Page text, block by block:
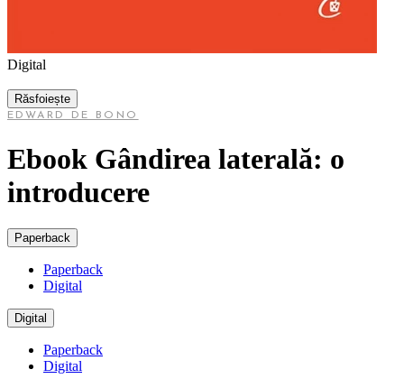
Digital
Răsfoiește
EDWARD DE BONO
Ebook Gândirea laterală: o
introducere
Paperback
Paperback
Digital
Digital
Paperback
Digital